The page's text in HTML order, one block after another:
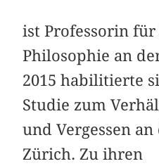
ist Professorin für
Philosophie an
2015 habilitierte
Studie zum
und Vergessen
Zürich. Zu ihren